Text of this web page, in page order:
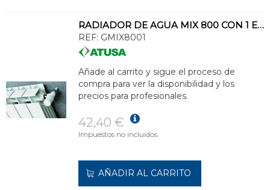
RADIADOR DE AGUA MIX 800 CON 1 ELEMENTO 890x80x95mm 180-229W ALUMINIO BLANCO
REF: GMIX8001
Añade al carrito y sigue el proceso de
compra para ver la disponibilidad y los
precios para profesionales.
42,40 €
Impuestos no incluidos.
AÑADIR AL CARRITO